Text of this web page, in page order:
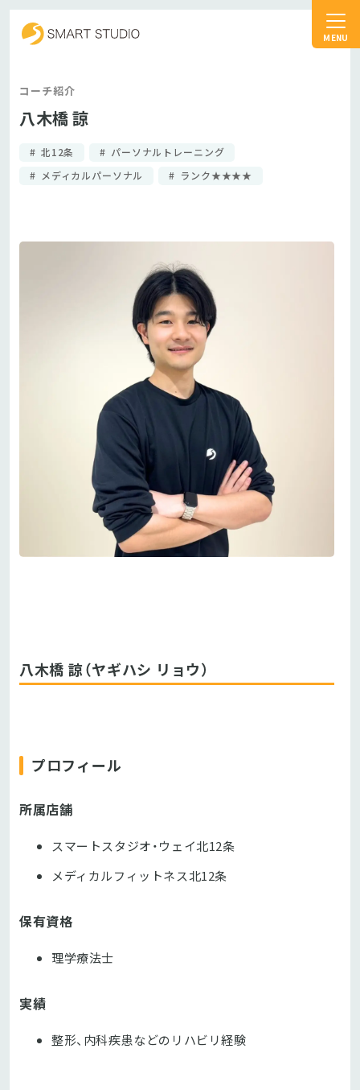
コーチ紹介
八木橋 諒
北12条
パーソナルトレーニング
メディカルパーソナル
ランク★★★★
八木橋 諒（ヤギハシ リョウ）
プロフィール
所属店舗
スマートスタジオ・ウェイ北12条
メディカルフィットネス北12条
保有資格
理学療法士
実績
整形、内科疾患などのリハビリ経験